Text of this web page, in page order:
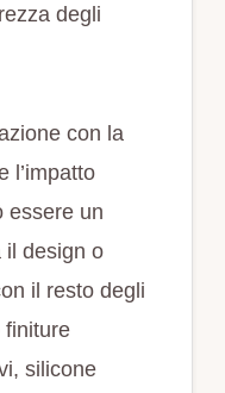
degli
con la
l’impatto
essere un
il design o
il resto degli
finiture
silicone